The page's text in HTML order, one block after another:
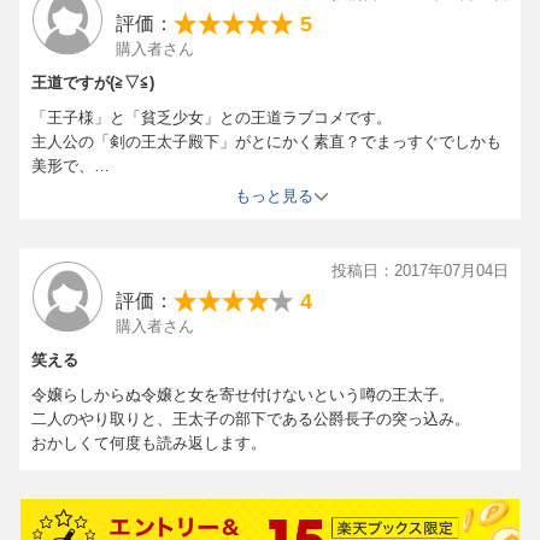
評価： 5
購入者さん
王道ですが(≧▽≦)
「王子様」と「貧乏少女」との王道ラブコメです。
主人公の「剣の王太子殿下」がとにかく素直？でまっすぐでしかも
美形で、
淑女教育ゼロ」と、なかなか可哀想な項目が羅列できるほどの憐れ
な
「行儀見習い→（いつの間にか）お掃除係」
となった16歳の女の子です。
が、なかなか変な特技を持つ、お肉大好き、食欲旺盛な質素倹約・
無縁な、とにかくまっすぐで素直で恥ずかしがり屋な
「愛さずにはいられない性格」の持ち主です。
二人を取り巻くキャラ達も、全て「良い！！」です。
もうすぐ第5巻が発売されるので、楽しみです（＾＾）
もっと見る
投稿日：2017年07月04日
評価： 4
購入者さん
笑える
令嬢らしからぬ令嬢と女を寄せ付けないという噂の王太子。
二人のやり取りと、王太子の部下である公爵長子の突っ込み。
おかしくて何度も読み返します。